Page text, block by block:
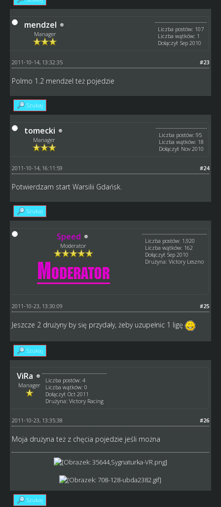
mendzel
Manager
Liczba postów: 107
Liczba wątków: 1
Dołączył: Sep 2010
#23
2011-10-14, 13:32:35
Polmo 1.2 mendzel też pojedzie
Szukaj
tomecki
Manager
Liczba postów: 95
Liczba wątków: 18
Dołączył: Nov 2010
#24
2011-10-14, 16:11:59
Potwierdzam start Warsilii Gdańsk.
Szukaj
Speed
Moderator
Liczba postów: 1,920
Liczba wątków: 162
Dołączył: Sep 2010
Drużyna: Victory Leszno
#25
2011-10-23, 13:30:09
Jeszcze 2 drużyny by się przydały, żeby uzupełnic 1 ligę
Szukaj
ViRa
Manager
Liczba postów: 4
Liczba wątków: 0
Dołączył: Oct 2011
Drużyna: Victory Racing
#26
2011-10-23, 13:35:38
Moja drużyna też z chęcia pojedzie jeśli można
Szukaj